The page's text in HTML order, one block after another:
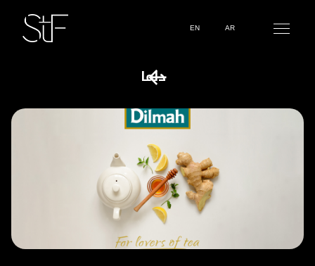
EN AR
دلما